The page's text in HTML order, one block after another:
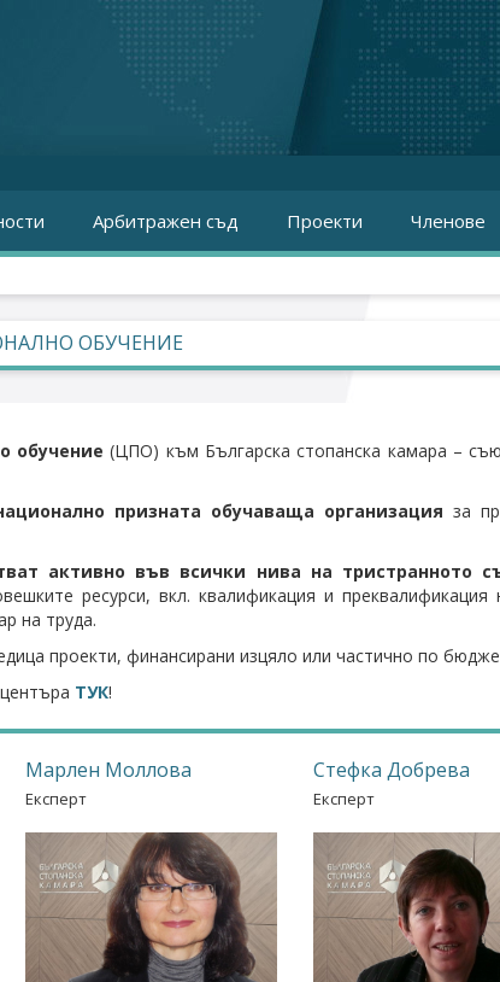
Арбитражен съд Проекти Членове
ОБУЧЕНИЕ
обучение(ЦПО) към Българска стопанска камара –
призната обучаваща организация за
активно във всички нива на тристранното
ресурси, вкл. квалификация и
на труда.
проекти, финансирани изцяло или частично по
ТУК!
Марлен Моллова
Експерт
Стефка Добрева
Експерт